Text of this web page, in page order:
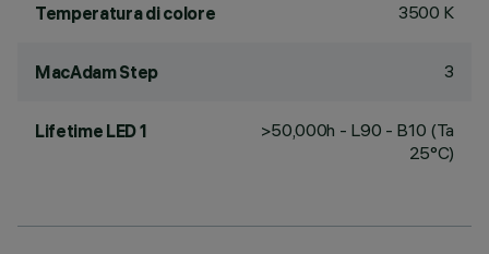
Temperatura di colore 3500 K
MacAdam Step 3
Lifetime LED 1
>50,000h - L90 - B10 (Ta
25°C)